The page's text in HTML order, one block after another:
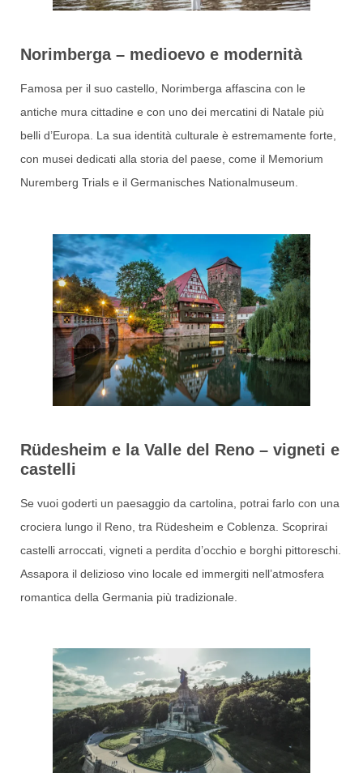
Norimberga – medioevo e modernità
Famosa per il suo castello, Norimberga affascina con le
antiche mura cittadine e con uno dei mercatini di Natale più
belli d’Europa. La sua identità culturale è estremamente forte,
con musei dedicati alla storia del paese, come il Memorium
Nuremberg Trials e il Germanisches Nationalmuseum.
Rüdesheim e la Valle del Reno – vigneti e
castelli
Se vuoi goderti un paesaggio da cartolina, potrai farlo con una
crociera lungo il Reno, tra Rüdesheim e Coblenza. Scoprirai
castelli arroccati, vigneti a perdita d’occhio e borghi pittoreschi.
Assapora il delizioso vino locale ed immergiti nell’atmosfera
romantica della Germania più tradizionale.